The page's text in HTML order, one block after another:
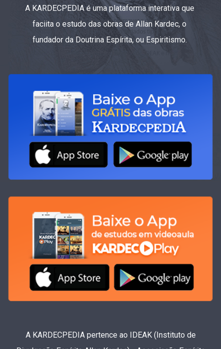
A KARDECPEDIA é uma plataforma interativa que
faciita o estudo das obras de Allan Kardec, o
fundador da Doutrina Espírita, ou Espiritismo.
A KARDECPEDIA pertence ao IDEAK (Instituto de